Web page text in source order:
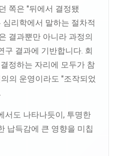
쪽은 "뒤에서 결정됐
심리학에서 말하는 절차적
결과뿐만 아니라 과정의
구 결과에 기반합니다. 회
정하는 자리에 모두가 참
의 운영이라도 "조작되었
서도 나타나듯이, 투명한
납득감에 큰 영향을 미칩